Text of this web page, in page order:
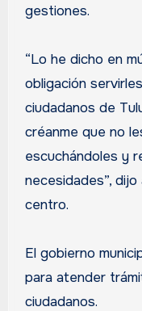
gestiones.
“Lo he dicho en
obligación
ciudadanos de
créanme que no
escuchándoles y
necesidades”,
centro.
El gobierno
para atender
ciudadanos.